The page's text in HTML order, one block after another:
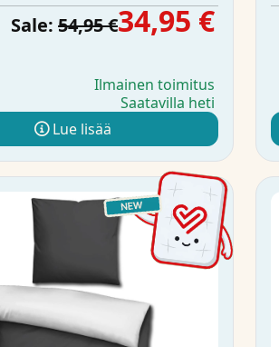
Sale: 54,95 €34,95 €
Ilmainen toimitus
Saatavilla heti
Lue lisää